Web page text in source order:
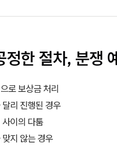
한 절차, 분쟁
로 보상금 처리
리 진행된 경우
이의 다툼
지 않는 경우